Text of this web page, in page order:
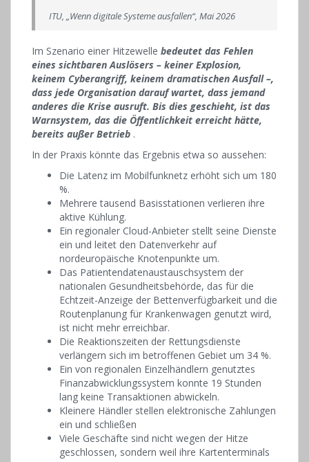
ITU, „Wenn digitale Systeme ausfallen“, Mai 2026
Im Szenario einer Hitzewelle bedeutet das Fehlen
eines sichtbaren Auslösers – keiner Explosion,
keinem Cyberangriff, keinem dramatischen Ausfall –,
dass jede Organisation darauf wartet, dass jemand
anderes die Krise ausruft. Bis dies geschieht, ist das
Warnsystem, das die Öffentlichkeit erreicht hätte,
bereits außer Betrieb .
In der Praxis könnte das Ergebnis etwa so aussehen:
Die Latenz im Mobilfunknetz erhöht sich um 180
%.
Mehrere tausend Basisstationen verlieren ihre
aktive Kühlung.
Ein regionaler Cloud-Anbieter stellt seine Dienste
ein und leitet den Datenverkehr auf
nordeuropäische Knotenpunkte um.
Das Patientendatenaustauschsystem der
nationalen Gesundheitsbehörde, das für die
Echtzeit-Anzeige der Bettenverfügbarkeit und die
Routenplanung für Krankenwagen genutzt wird,
ist nicht mehr erreichbar.
Die Reaktionszeiten der Rettungsdienste
verlängern sich im betroffenen Gebiet um 34 %.
Ein von regionalen Einzelhändlern genutztes
Finanzabwicklungssystem konnte 19 Stunden
lang keine Transaktionen abwickeln.
Kleinere Händler stellen elektronische Zahlungen
ein und schließen
Viele Geschäfte sind nicht wegen der Hitze
geschlossen, sondern weil ihre Kartenterminals